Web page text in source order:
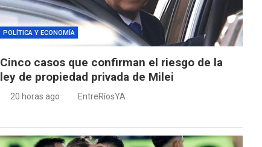
POLÍTICA Y ECONOMÍA
Cinco casos que confirman el riesgo de la
ley de propiedad privada de Milei
20 horas ago EntreRíosYA